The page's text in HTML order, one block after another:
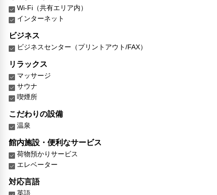
Wi-Fi（共有エリア内）
インターネット
ビジネス
ビジネスセンター（プリントアウト/FAX）
リラックス
マッサージ
サウナ
喫煙所
こだわりの設備
温泉
館内施設・便利なサービス
荷物預かりサービス
エレベーター
対応言語
英語